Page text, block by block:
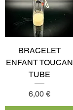
BRACELET
ENFANT TOUCAN
TUBE
Prix
6,00 €